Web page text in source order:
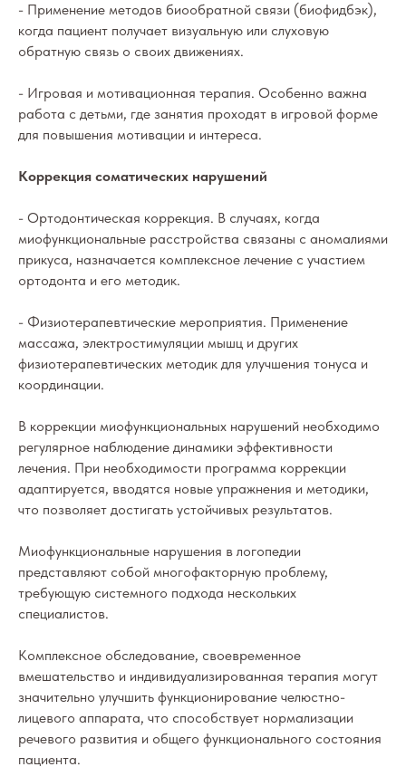
- Применение методов биообратной связи (биофидбэк),
когда пациент получает визуальную или слуховую
обратную связь о своих движениях.
- Игровая и мотивационная терапия. Особенно важна
работа с детьми, где занятия проходят в игровой форме
для повышения мотивации и интереса.
Коррекция соматических нарушений
- Ортодонтическая коррекция. В случаях, когда
миофункциональные расстройства связаны с аномалиями
прикуса, назначается комплексное лечение с участием
ортодонта и его методик.
- Физиотерапевтические мероприятия. Применение
массажа, электростимуляции мышц и других
физиотерапевтических методик для улучшения тонуса и
координации.
В коррекции миофункциональных нарушений необходимо
регулярное наблюдение динамики эффективности
лечения. При необходимости программа коррекции
адаптируется, вводятся новые упражнения и методики,
что позволяет достигать устойчивых результатов.
Миофункциональные нарушения в логопедии
представляют собой многофакторную проблему,
требующую системного подхода нескольких
специалистов.
Комплексное обследование, своевременное
вмешательство и индивидуализированная терапия могут
значительно улучшить функционирование челюстно-
лицевого аппарата, что способствует нормализации
речевого развития и общего функционального состояния
пациента.